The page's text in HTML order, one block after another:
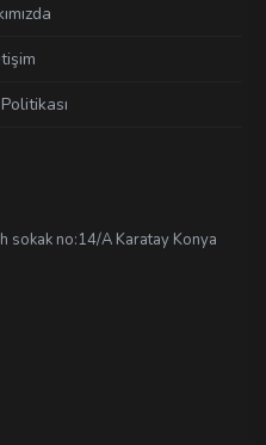
sokak no:14/A Karatay Konya